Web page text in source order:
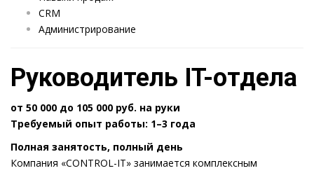
CRM
Администрирование
Руководитель IT-отдела
от 50 000 до 105 000 руб. на руки
Требуемый опыт работы: 1–3 года
Полная занятость, полный день
Компания «CONTROL-IT» занимается комплексным